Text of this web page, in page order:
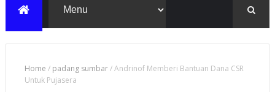
Home / padang sumbar/Andrinof Memberi Bantuan Dana CSR
Untuk Pujasera